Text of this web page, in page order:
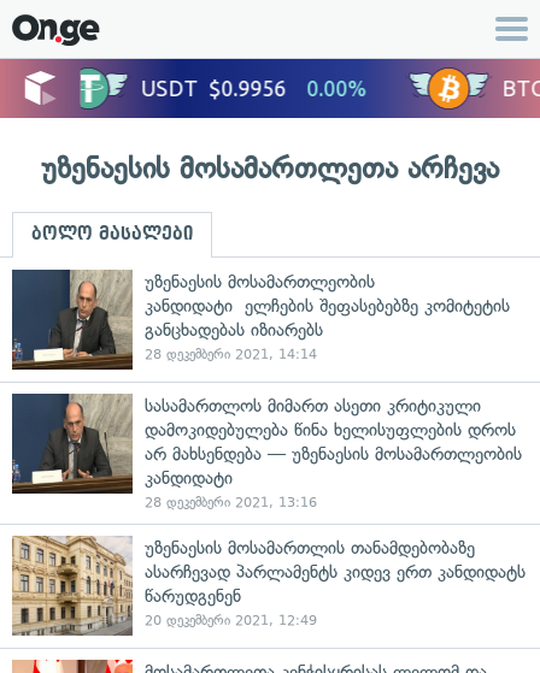
უზენაესის მოსამართლეთა არჩევა
ბოლო მასალები
უზენაესის მოსამართლეობის
კანდიდატი ელჩების შეფასებებზე კომიტეტის
განცხადებას იზიარებს
28 დეკემბერი 2021, 14:14
სასამართლოს მიმართ ასეთი კრიტიკული
დამოკიდებულება წინა ხელისუფლების დროს
არ მახსენდება — უზენაესის მოსამართლეობის
კანდიდატი
28 დეკემბერი 2021, 13:16
უზენაესის მოსამართლის თანამდებობაზე
ასარჩევად პარლამენტს კიდევ ერთ კანდიდატს
წარუდგენენ
20 დეკემბერი 2021, 12:49